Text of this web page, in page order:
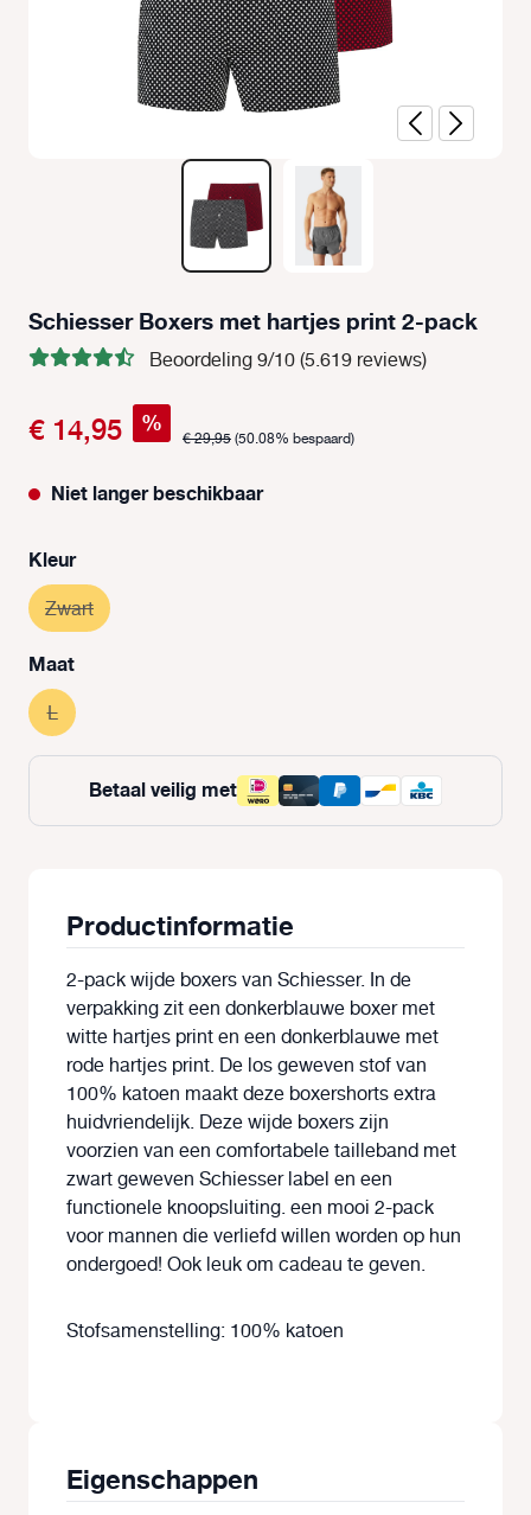
Schiesser Boxers met hartjes print 2-pack
Beoordeling 9/10 (5.619 reviews)
€ 14,95 % € 29,95(50.08% bespaard)
Niet langer beschikbaar
Selecteer
Kleur
Zwart(Deze optie is momenteel niet beschikbaar.)
Selecteer
Maat
L(Deze optie is momenteel niet beschikbaar.)
Betaal veilig met
Productinformatie
2-pack wijde boxers van Schiesser. In de
verpakking zit een donkerblauwe boxer met
witte hartjes print en een donkerblauwe met
rode hartjes print. De los geweven stof van
100% katoen maakt deze boxershorts extra
huidvriendelijk. Deze wijde boxers zijn
voorzien van een comfortabele tailleband met
zwart geweven Schiesser label en een
functionele knoopsluiting. een mooi 2-pack
voor mannen die verliefd willen worden op hun
ondergoed! Ook leuk om cadeau te geven.
Stofsamenstelling: 100% katoen
Eigenschappen